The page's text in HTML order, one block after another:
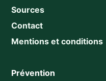
Sources
Contact
Mentions et conditions
Prévention